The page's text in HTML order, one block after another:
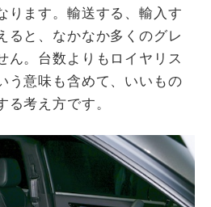
ります。輸送する、輸入す
ると、なかなか多くのグレ
ん。台数よりもロイヤリス
う意味も含めて、いいもの
る考え方です。